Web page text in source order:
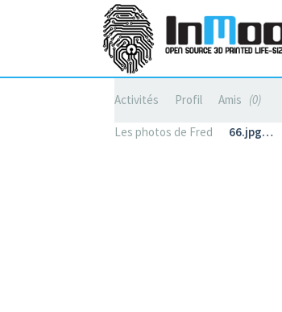
Activités Profil Amis 0
Les photos de Fred 66.jpg…